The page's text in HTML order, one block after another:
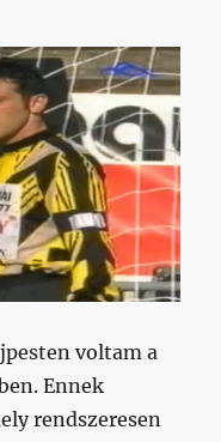
voltam a
Ennek
rendszeresen